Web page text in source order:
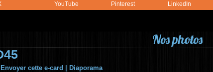
YouTube Pinterest LinkedIn
Nos photos
Envoyer cette e-card Diaporama